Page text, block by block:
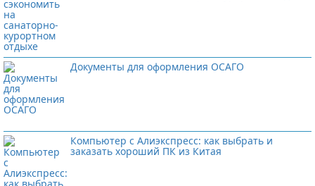
Документы для оформления ОСАГО
Компьютер с Алиэкспресс: как выбрать и
заказать хороший ПК из Китая